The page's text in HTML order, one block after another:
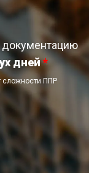
документацию
дней*
сложности ППР